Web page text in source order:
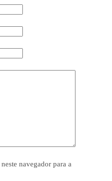
navegador para a